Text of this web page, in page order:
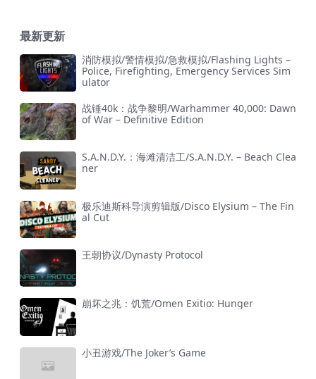
最新更新
消防模拟/警情模拟/急救模拟/Flashing Lights –
Police, Firefighting, Emergency Services Sim
ulator
战锤40k：战争黎明/Warhammer 40,000: Dawn
of War – Definitive Edition
S.A.N.D.Y.：海滩清洁工/S.A.N.D.Y. – Beach Clea
ner
极乐迪斯科导演剪辑版/Disco Elysium – The Fin
al Cut
王朝协议/Dynasty Protocol
崩坏之兆：饥荒/Omen Exitio: Hunger
小丑游戏/The Joker’s Game